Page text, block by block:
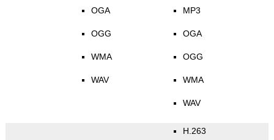
OGA
OGG
WMA
WAV
MP3
OGA
OGG
WMA
WAV
H.263